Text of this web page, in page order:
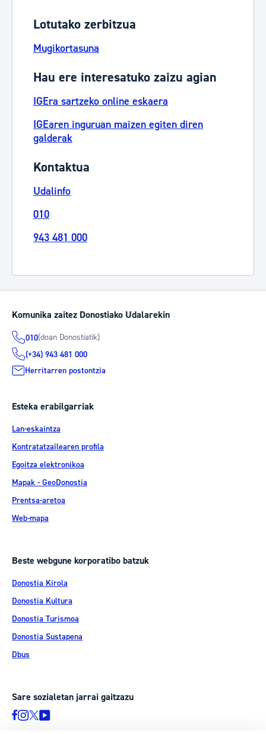
Lotutako zerbitzua
Mugikortasuna
Hau ere interesatuko zaizu agian
IGEra sartzeko online eskaera
IGEaren inguruan maizen egiten diren
galderak
Kontaktua
Udalinfo
010
943 481 000
Komunika zaitez Donostiako Udalarekin
010(doan Donostiatik)
(+34) 943 481 000
Herritarren postontzia
Esteka erabilgarriak
Lan-eskaintza
Kontratatzailearen profila
Egoitza elektronikoa
Mapak - GeoDonostia
Prentsa-aretoa
Web-mapa
Beste webgune korporatibo batzuk
Donostia Kirola
Donostia Kultura
Donostia Turismoa
Donostia Sustapena
Dbus
Sare sozialetan jarrai gaitzazu